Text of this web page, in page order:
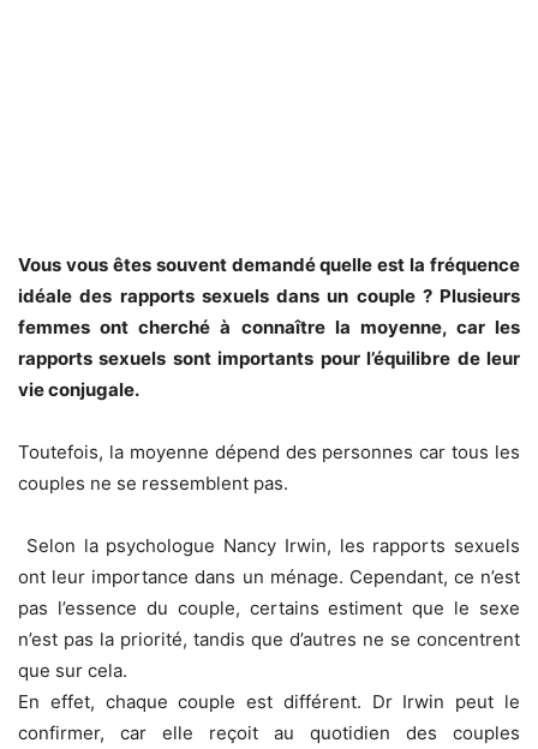
Vous vous êtes souvent demandé quelle est la fréquence
idéale des rapports sexuels dans un couple ? Plusieurs
femmes ont cherché à connaître la moyenne, car les
rapports sexuels sont importants pour l’équilibre de leur
vie conjugale.
Toutefois, la moyenne dépend des personnes car tous les
couples ne se ressemblent pas.
Selon la psychologue Nancy Irwin, les rapports sexuels
ont leur importance dans un ménage. Cependant, ce n’est
pas l’essence du couple, certains estiment que le sexe
n’est pas la priorité, tandis que d’autres ne se concentrent
que sur cela.
En effet, chaque couple est différent. Dr Irwin peut le
confirmer, car elle reçoit au quotidien des couples